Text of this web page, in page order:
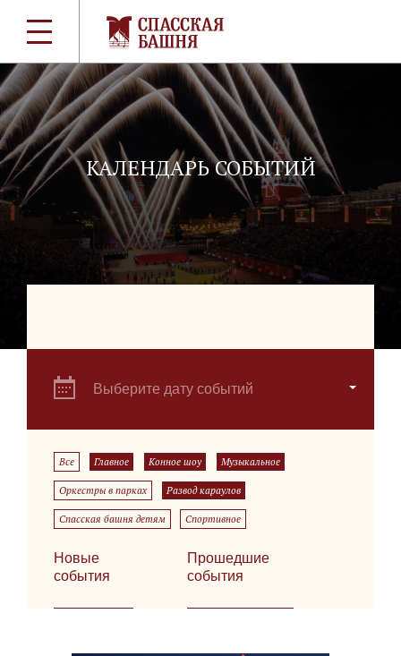
КАЛЕНДАРЬ СОБЫТИЙ
Выберите дату событий
Все Главное Конное шоу Музыкальное
Оркестры в парках Развод караулов
Спасская башня детям Спортивное
Новые
события
Прошедшие
события